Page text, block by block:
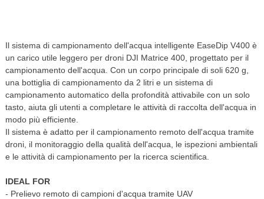
Il sistema di campionamento dell'acqua intelligente EaseDip V400 è
un carico utile leggero per droni DJI Matrice 400, progettato per il
campionamento dell'acqua. Con un corpo principale di soli 620 g,
una bottiglia di campionamento da 2 litri e un sistema di
campionamento automatico della profondità attivabile con un solo
tasto, aiuta gli utenti a completare le attività di raccolta dell'acqua in
modo più efficiente.
Il sistema è adatto per il campionamento remoto dell'acqua tramite
droni, il monitoraggio della qualità dell'acqua, le ispezioni ambientali
e le attività di campionamento per la ricerca scientifica.
IDEAL FOR
- Prelievo remoto di campioni d'acqua tramite UAV